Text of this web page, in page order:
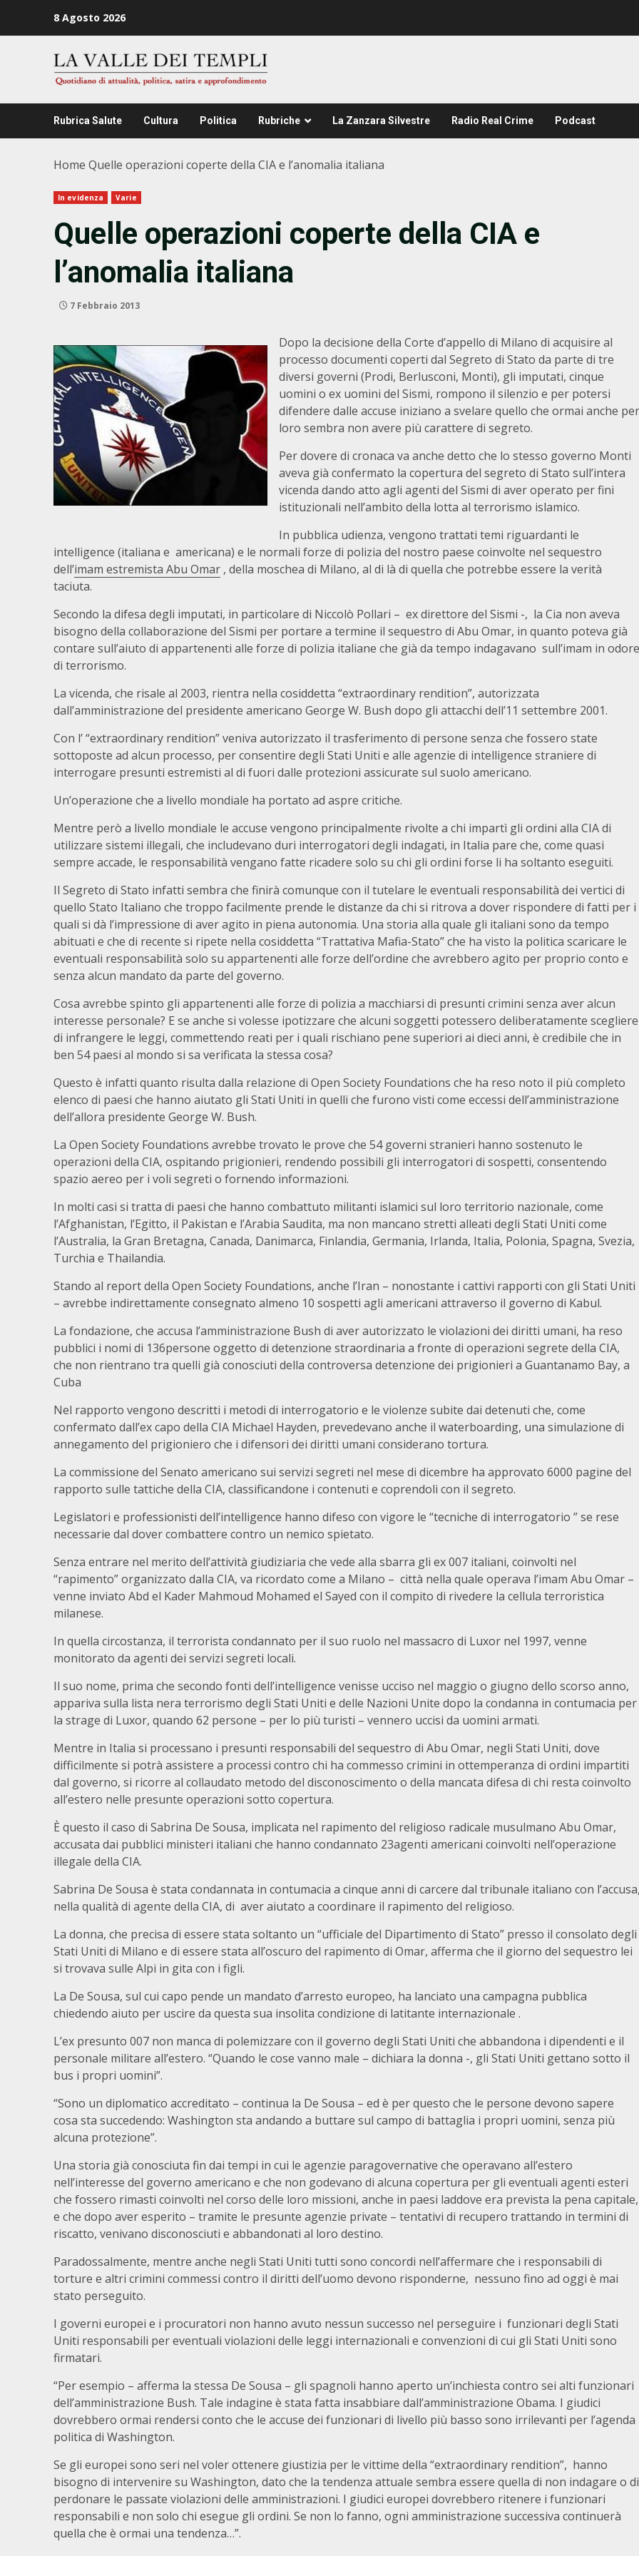
8 Agosto 2026
Rubrica Salute Cultura Politica Rubriche La Zanzara Silvestre Radio Real Crime Podcast
Home Quelle operazioni coperte della CIA e l’anomalia italiana
In evidenza Varie
Quelle operazioni coperte della CIA e
l’anomalia italiana
7 Febbraio 2013
Dopo la decisione della Corte d’appello di Milano di acquisire al
processo documenti coperti dal Segreto di Stato da parte di tre
diversi governi (Prodi, Berlusconi, Monti), gli imputati, cinque
uomini o ex uomini del Sismi, rompono il silenzio e per potersi
difendere dalle accuse iniziano a svelare quello che ormai anche per
loro sembra non avere più carattere di segreto.
Per dovere di cronaca va anche detto che lo stesso governo Monti
aveva già confermato la copertura del segreto di Stato sull’intera
vicenda dando atto agli agenti del Sismi di aver operato per fini
istituzionali nell’ambito della lotta al terrorismo islamico.
In pubblica udienza, vengono trattati temi riguardanti le
intelligence (italiana e americana) e le normali forze di polizia del nostro paese coinvolte nel sequestro
dell’imam estremista Abu Omar , della moschea di Milano, al di là di quella che potrebbe essere la verità
taciuta.
Secondo la difesa degli imputati, in particolare di Niccolò Pollari – ex direttore del Sismi -, la Cia non aveva
bisogno della collaborazione del Sismi per portare a termine il sequestro di Abu Omar, in quanto poteva già
contare sull’aiuto di appartenenti alle forze di polizia italiane che già da tempo indagavano sull’imam in odore
di terrorismo.
La vicenda, che risale al 2003, rientra nella cosiddetta “extraordinary rendition”, autorizzata
dall’amministrazione del presidente americano George W. Bush dopo gli attacchi dell’11 settembre 2001.
Con l’ “extraordinary rendition” veniva autorizzato il trasferimento di persone senza che fossero state
sottoposte ad alcun processo, per consentire degli Stati Uniti e alle agenzie di intelligence straniere di
interrogare presunti estremisti al di fuori dalle protezioni assicurate sul suolo americano.
Un’operazione che a livello mondiale ha portato ad aspre critiche.
Mentre però a livello mondiale le accuse vengono principalmente rivolte a chi impartì gli ordini alla CIA di
utilizzare sistemi illegali, che includevano duri interrogatori degli indagati, in Italia pare che, come quasi
sempre accade, le responsabilità vengano fatte ricadere solo su chi gli ordini forse li ha soltanto eseguiti.
Il Segreto di Stato infatti sembra che finirà comunque con il tutelare le eventuali responsabilità dei vertici di
quello Stato Italiano che troppo facilmente prende le distanze da chi si ritrova a dover rispondere di fatti per i
quali si dà l’impressione di aver agito in piena autonomia. Una storia alla quale gli italiani sono da tempo
abituati e che di recente si ripete nella cosiddetta “Trattativa Mafia-Stato” che ha visto la politica scaricare le
eventuali responsabilità solo su appartenenti alle forze dell’ordine che avrebbero agito per proprio conto e
senza alcun mandato da parte del governo.
Cosa avrebbe spinto gli appartenenti alle forze di polizia a macchiarsi di presunti crimini senza aver alcun
interesse personale? E se anche si volesse ipotizzare che alcuni soggetti potessero deliberatamente scegliere
di infrangere le leggi, commettendo reati per i quali rischiano pene superiori ai dieci anni, è credibile che in
ben 54 paesi al mondo si sa verificata la stessa cosa?
Questo è infatti quanto risulta dalla relazione di Open Society Foundations che ha reso noto il più completo
elenco di paesi che hanno aiutato gli Stati Uniti in quelli che furono visti come eccessi dell’amministrazione
dell’allora presidente George W. Bush.
La Open Society Foundations avrebbe trovato le prove che 54 governi stranieri hanno sostenuto le
operazioni della CIA, ospitando prigionieri, rendendo possibili gli interrogatori di sospetti, consentendo
spazio aereo per i voli segreti o fornendo informazioni.
In molti casi si tratta di paesi che hanno combattuto militanti islamici sul loro territorio nazionale, come
l’Afghanistan, l’Egitto, il Pakistan e l’Arabia Saudita, ma non mancano stretti alleati degli Stati Uniti come
l’Australia, la Gran Bretagna, Canada, Danimarca, Finlandia, Germania, Irlanda, Italia, Polonia, Spagna, Svezia,
Turchia e Thailandia.
Stando al report della Open Society Foundations, anche l’Iran – nonostante i cattivi rapporti con gli Stati Uniti
– avrebbe indirettamente consegnato almeno 10 sospetti agli americani attraverso il governo di Kabul.
La fondazione, che accusa l’amministrazione Bush di aver autorizzato le violazioni dei diritti umani, ha reso
pubblici i nomi di 136persone oggetto di detenzione straordinaria a fronte di operazioni segrete della CIA,
che non rientrano tra quelli già conosciuti della controversa detenzione dei prigionieri a Guantanamo Bay, a
Cuba
Nel rapporto vengono descritti i metodi di interrogatorio e le violenze subite dai detenuti che, come
confermato dall’ex capo della CIA Michael Hayden, prevedevano anche il waterboarding, una simulazione di
annegamento del prigioniero che i difensori dei diritti umani considerano tortura.
La commissione del Senato americano sui servizi segreti nel mese di dicembre ha approvato 6000 pagine del
rapporto sulle tattiche della CIA, classificandone i contenuti e coprendoli con il segreto.
Legislatori e professionisti dell’intelligence hanno difeso con vigore le “tecniche di interrogatorio ” se rese
necessarie dal dover combattere contro un nemico spietato.
Senza entrare nel merito dell’attività giudiziaria che vede alla sbarra gli ex 007 italiani, coinvolti nel
“rapimento” organizzato dalla CIA, va ricordato come a Milano – città nella quale operava l’imam Abu Omar –
venne inviato Abd el Kader Mahmoud Mohamed el Sayed con il compito di rivedere la cellula terroristica
milanese.
In quella circostanza, il terrorista condannato per il suo ruolo nel massacro di Luxor nel 1997, venne
monitorato da agenti dei servizi segreti locali.
Il suo nome, prima che secondo fonti dell’intelligence venisse ucciso nel maggio o giugno dello scorso anno,
appariva sulla lista nera terrorismo degli Stati Uniti e delle Nazioni Unite dopo la condanna in contumacia per
la strage di Luxor, quando 62 persone – per lo più turisti – vennero uccisi da uomini armati.
Mentre in Italia si processano i presunti responsabili del sequestro di Abu Omar, negli Stati Uniti, dove
difficilmente si potrà assistere a processi contro chi ha commesso crimini in ottemperanza di ordini impartiti
dal governo, si ricorre al collaudato metodo del disconoscimento o della mancata difesa di chi resta coinvolto
all’estero nelle presunte operazioni sotto copertura.
È questo il caso di Sabrina De Sousa, implicata nel rapimento del religioso radicale musulmano Abu Omar,
accusata dai pubblici ministeri italiani che hanno condannato 23agenti americani coinvolti nell’operazione
illegale della CIA.
Sabrina De Sousa è stata condannata in contumacia a cinque anni di carcere dal tribunale italiano con
nella qualità di agente della CIA, di aver aiutato a coordinare il rapimento del religioso.
La donna, che precisa di essere stata soltanto un “ufficiale del Dipartimento di Stato” presso il consolato degli
Stati Uniti di Milano e di essere stata all’oscuro del rapimento di Omar, afferma che il giorno del sequestro lei
si trovava sulle Alpi in gita con i figli.
La De Sousa, sul cui capo pende un mandato d’arresto europeo, ha lanciato una campagna pubblica
chiedendo aiuto per uscire da questa sua insolita condizione di latitante internazionale .
L’ex presunto 007 non manca di polemizzare con il governo degli Stati Uniti che abbandona i dipendenti e il
personale militare all’estero. “Quando le cose vanno male – dichiara la donna -, gli Stati Uniti gettano sotto il
bus i propri uomini”.
“Sono un diplomatico accreditato – continua la De Sousa – ed è per questo che le persone devono sapere
cosa sta succedendo: Washington sta andando a buttare sul campo di battaglia i propri uomini, senza più
alcuna protezione”.
Una storia già conosciuta fin dai tempi in cui le agenzie paragovernative che operavano all’estero
nell’interesse del governo americano e che non godevano di alcuna copertura per gli eventuali agenti esteri
che fossero rimasti coinvolti nel corso delle loro missioni, anche in paesi laddove era prevista la pena capitale,
e che dopo aver esperito – tramite le presunte agenzie private – tentativi di recupero trattando in termini di
riscatto, venivano disconosciuti e abbandonati al loro destino.
Paradossalmente, mentre anche negli Stati Uniti tutti sono concordi nell’affermare che i responsabili di
torture e altri crimini commessi contro il diritti dell’uomo devono risponderne, nessuno fino ad oggi è mai
stato perseguito.
I governi europei e i procuratori non hanno avuto nessun successo nel perseguire i funzionari degli Stati
Uniti responsabili per eventuali violazioni delle leggi internazionali e convenzioni di cui gli Stati Uniti sono
firmatari.
“Per esempio – afferma la stessa De Sousa – gli spagnoli hanno aperto un’inchiesta contro sei alti funzionari
dell’amministrazione Bush. Tale indagine è stata fatta insabbiare dall’amministrazione Obama. I giudici
dovrebbero ormai rendersi conto che le accuse dei funzionari di livello più basso sono irrilevanti per l’agenda
politica di Washington.
Se gli europei sono seri nel voler ottenere giustizia per le vittime della “extraordinary rendition”, hanno
bisogno di intervenire su Washington, dato che la tendenza attuale sembra essere quella di non indagare o di
perdonare le passate violazioni delle amministrazioni. I giudici europei dovrebbero ritenere i funzionari
responsabili e non solo chi esegue gli ordini. Se non lo fanno, ogni amministrazione successiva continuerà
quella che è ormai una tendenza…”.